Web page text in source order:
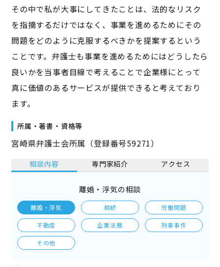
その中で私が大事にしてきたことは、法的なリスク
を指摘するだけではなく、事業を進めるためにその
問題をどのように克服するべきかを提案するという
ことです。弁護士も事業を進めるためにはどうしたら
良いかを当事者目線で考えることで企業様にとって
真に価値のあるサービスが提供できると考えており
ます。
所属・著書・資格等
宮崎県弁護士会所属（登録番号59271）
相談内容 専門家紹介 アクセス
離婚・浮気の相談
離婚・浮気 相続 労働問題
不動産 企業法務 刑事事件
その他